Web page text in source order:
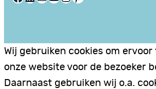
Wij gebruiken cookies om
onze website voor de bezoeker
Daarnaast gebruiken wij o.a.